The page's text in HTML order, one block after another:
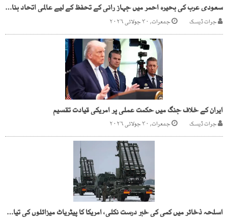
سعودی عرب کی بحیرہ احمر میں جہاز رانی کے تحفظ کے لیے عالمی اتحاد بنانے کی کوششیں
جرات ڈیسک جمعرات, ۳۰ جولائی ۲۰۲۶
ایران کے خلاف جنگ میں حکمت عملی پر امریکی قیادت تقسیم
جرات ڈیسک جمعرات, ۳۰ جولائی ۲۰۲۶
اسلحہ ذخائر میں کمی کی خبر درست نکلی، امریکا کا پیٹریاٹ میزائلوں کی تیاری کا آرڈر